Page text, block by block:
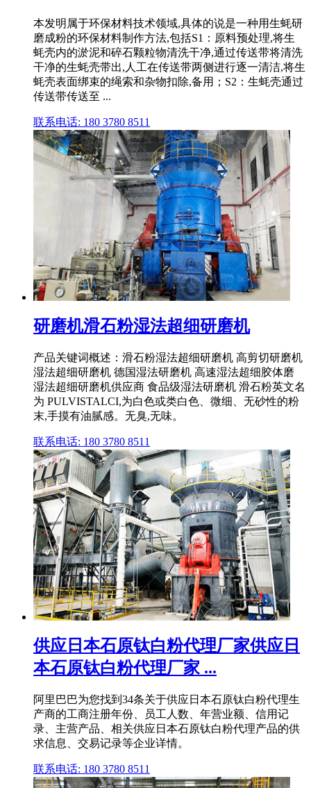
本发明属于环保材料技术领域,具体的说是一种用生蚝研
磨成粉的环保材料制作方法,包括S1：原料预处理,将生
蚝壳内的淤泥和碎石颗粒物清洗干净,通过传送带将清洗
干净的生蚝壳带出,人工在传送带两侧进行逐一清洁,将生
蚝壳表面绑束的绳索和杂物扣除,备用；S2：生蚝壳通过
传送带传送至 ...
联系电话: 180 3780 8511
研磨机滑石粉湿法超细研磨机
产品关键词概述：滑石粉湿法超细研磨机 高剪切研磨机
湿法超细研磨机 德国湿法研磨机 高速湿法超细胶体磨
湿法超细研磨机供应商 食品级湿法研磨机 滑石粉英文名
为 PULVISTALCI,为白色或类白色、微细、无砂性的粉
末,手摸有油腻感。无臭,无味。
联系电话: 180 3780 8511
供应日本石原钛白粉代理厂家供应日
本石原钛白粉代理厂家 ...
阿里巴巴为您找到34条关于供应日本石原钛白粉代理生
产商的工商注册年份、员工人数、年营业额、信用记
录、主营产品、相关供应日本石原钛白粉代理产品的供
求信息、交易记录等企业详情。
联系电话: 180 3780 8511